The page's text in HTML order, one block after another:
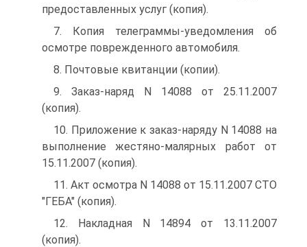
предоставленных услуг (копия).
7. Копия телеграммы-уведомления об
осмотре поврежденного автомобиля.
8. Почтовые квитанции (копии).
9. Заказ-наряд N 14088 от 25.11.2007
(копия).
10. Приложение к заказ-наряду N 14088 на
выполнение жестяно-малярных работ от
15.11.2007 (копия).
11. Акт осмотра N 14088 от 15.11.2007 СТО
"ГЕБА" (копия).
12. Накладная N 14894 от 13.11.2007
(копия).